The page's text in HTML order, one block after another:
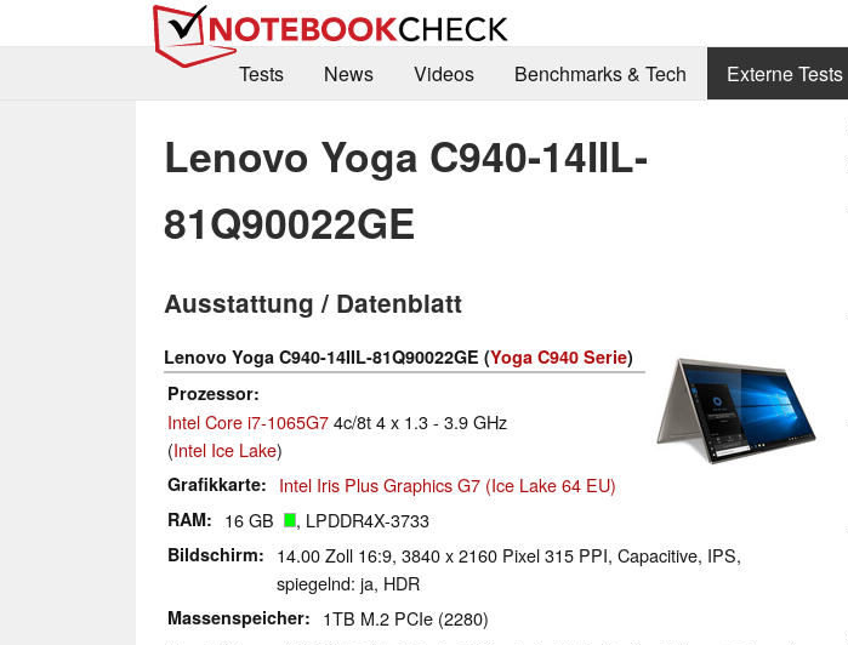
Tests
News Videos Benchmarks & Tech Externe Tests
Lenovo Yoga C940-14IIL-
81Q90022GE
Ausstattung / Datenblatt
Lenovo Yoga C940-14IIL-81Q90022GE (Yoga C940 Serie)
Prozessor
Intel Core i7-1065G74c/8t 4 x 1.3 - 3.9 GHz
(Intel Ice Lake)
Grafikkarte Intel Iris Plus Graphics G7 (Ice Lake 64 EU)
RAM 16 GB , LPDDR4X-3733
Bildschirm
14.00 Zoll 16:9, 3840 x 2160 Pixel 315 PPI, Capacitive, IPS,
spiegelnd: ja, HDR
Massenspeicher 1TB M.2 PCIe (2280)